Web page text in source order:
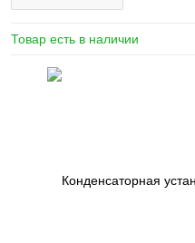
Товар есть в наличии